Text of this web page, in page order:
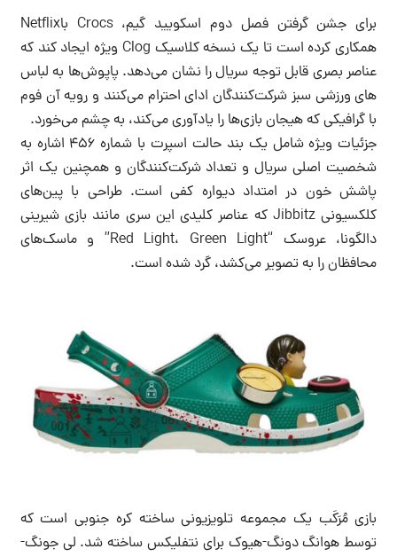
برای جشن گرفتن فصل دوم اسکویید گیم، Crocs باNetflix
همکاری کرده است تا یک نسخه کلاسیک Clog ویژه ایجاد کند که
عناصر بصری قابل توجه سریال را نشان می‌دهد. پاپوش‌ها به لباس
های ورزشی سبز شرکت‌کنندگان ادای احترام می‌کنند و رویه آن فوم
با گرافیکی که هیجان بازی‌ها را یادآوری می‌کند، به چشم می‌خورد.
جزئیات ویژه شامل یک بند حالت اسپرت با شماره ۴۵۶ اشاره به
شخصیت اصلی سریال و تعداد شرکت‌کنندگان و همچنین یک اثر
پاشش خون در امتداد دیواره کفی است. طراحی با پین‌های
کلکسیونی Jibbitz که عناصر کلیدی این سری مانند بازی شیرینی
دالگونا، عروسک “Red Light، Green Light” و ماسک‌های
محافظان را به تصویر می‌کشد، گرد شده است.
بازی مُرَکَب یک مجموعه تلویزیونی ساخته کره جنوبی است که
توسط هوانگ دونگ-هیوک برای نتفلیکس ساخته شد. لی جونگ-